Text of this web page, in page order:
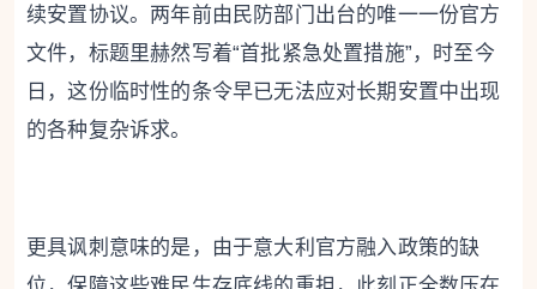
续安置协议。两年前由民防部门出台的唯一一份官方
文件，标题里赫然写着“首批紧急处置措施”，时至今
日，这份临时性的条令早已无法应对长期安置中出现
的各种复杂诉求。
更具讽刺意味的是，由于意大利官方融入政策的缺